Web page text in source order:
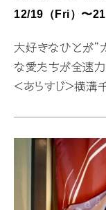
12/19（Fri）〜21
大好きなひとが”
な愛たちが全速力
<あらすじ>横溝千
ら逃走する道中
に遭ってしまっ
溝の姿をした”
／Japan／